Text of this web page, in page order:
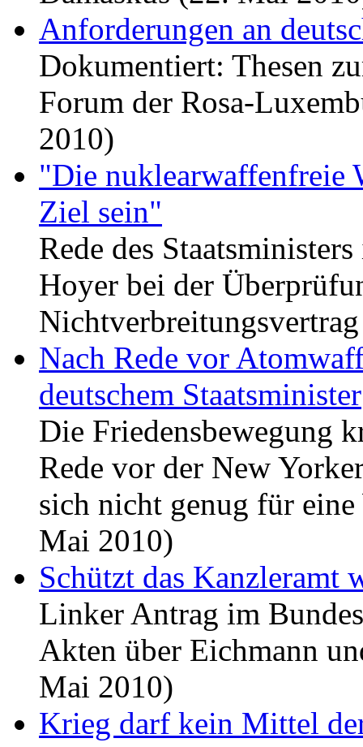
Anforderungen an
Dokumentiert: Thesen
Forum der Rosa-
2010)
"Die nuklearwaffenfreie
Ziel sein"
Rede des
Hoyer bei der
Nach Rede vor
deutschem Staatsminister
Die Friedensbewegung
Rede vor der New
sich nicht genug für
Mai 2010)
Schützt das Kanzleramt
Linker Antrag im
Akten über Eichmann
Mai 2010)
Krieg darf kein Mittel